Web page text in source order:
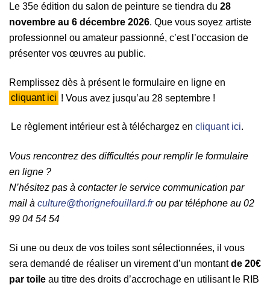
Le 35e édition du salon de peinture se tiendra du 28
novembre au 6 décembre 2026. Que vous soyez artiste
professionnel ou amateur passionné, c’est l’occasion de
présenter vos œuvres au public.
Remplissez dès à présent le formulaire en ligne en
cliquant ici ! Vous avez jusqu’au 28 septembre !
Le règlement intérieur est à téléchargez encliquant ici.
Vous rencontrez des difficultés pour remplir le formulaire
en ligne ?
N’hésitez pas à contacter le service communication par
mail à culture@thorignefouillard.fr ou par téléphone au 02
99 04 54 54
Si une ou deux de vos toiles sont sélectionnées, il vous
sera demandé de réaliser un virement d’un montantde 20€
par toile au titre des droits d’accrochage en utilisant le RIB